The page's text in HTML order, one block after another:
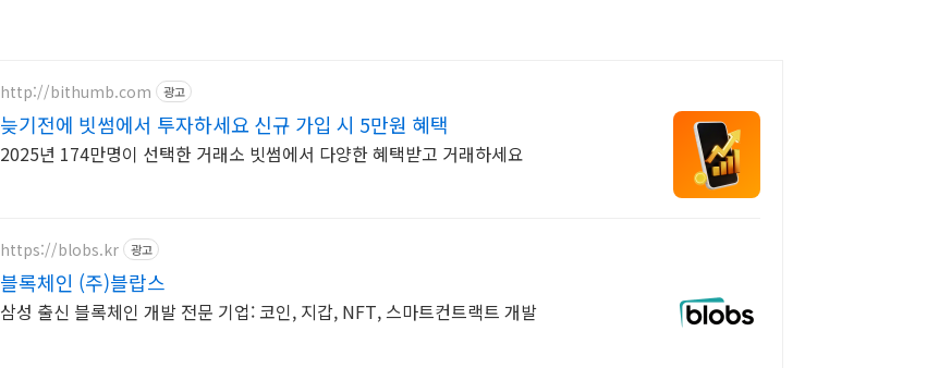
http://bithumb.com 광고
늦기전에 빗썸에서 투자하세요 신규 가입 시 5만원 혜택
2025년 174만명이 선택한 거래소 빗썸에서 다양한 혜택받고 거래하세요
https://blobs.kr 광고
블록체인 (주)블랍스
삼성 출신 블록체인 개발 전문 기업: 코인, 지갑, NFT, 스마트컨트랙트 개발